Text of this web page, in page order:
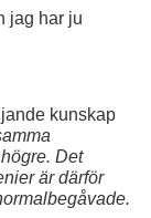
jag har ju
kunskap
Det
är därför